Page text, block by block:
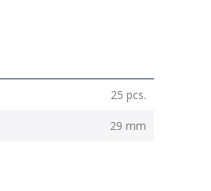
25 pcs.
29 mm